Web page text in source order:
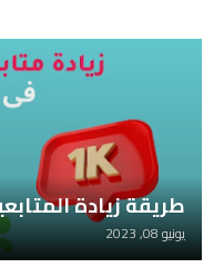
طريقة زيادة
يونيو 08, 2023